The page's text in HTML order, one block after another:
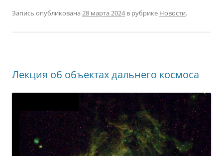
Запись опубликована 28 марта 2024в рубрике Новости.
Лекция об объектах дальнего космоса